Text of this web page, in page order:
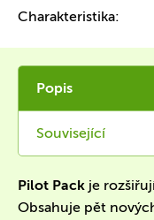
Charakteristika:
Popis
Související
Pilot Pack je
Obsahuje pět